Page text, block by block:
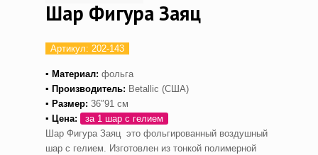
Шар Фигура Заяц
Артикул: 202-143
▪ Материал: фольга
▪ Производитель: Betallic (США)
▪ Размер: 36″91 см
▪ Цена:
за 1 шар с гелием
Шар Фигура Заяц это фольгированный воздушный
шар с гелием. Изготовлен из тонкой полимерной